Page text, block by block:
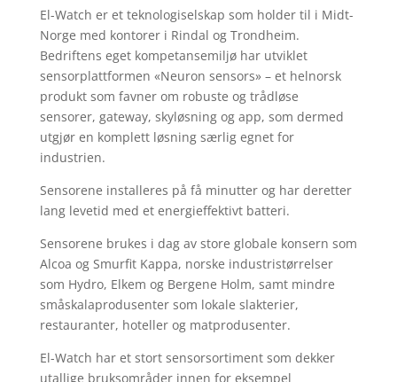
El-Watch er et teknologiselskap som holder til i Midt-
Norge med kontorer i Rindal og Trondheim.
Bedriftens eget kompetansemiljø har utviklet
sensorplattformen «Neuron sensors» – et helnorsk
produkt som favner om robuste og trådløse
sensorer, gateway, skyløsning og app, som dermed
utgjør en komplett løsning særlig egnet for
industrien.
Sensorene installeres på få minutter og har deretter
lang levetid med et energieffektivt batteri.
Sensorene brukes i dag av store globale konsern som
Alcoa og Smurfit Kappa, norske industristørrelser
som Hydro, Elkem og Bergene Holm, samt mindre
småskalaprodusenter som lokale slakterier,
restauranter, hoteller og matprodusenter.
El-Watch har et stort sensorsortiment som dekker
utallige bruksområder innen for eksempel